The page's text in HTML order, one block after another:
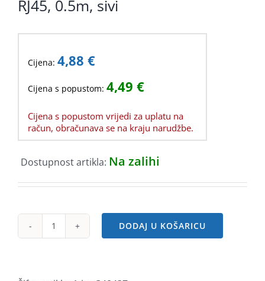
POTROŠNI
OSTALO
RJ45, 0.5m, sivi
Cijena: 4,88 €
Cijena s popustom: 4,49 €
Cijena s popustom vrijedi za uplatu na
račun, obračunava se na kraju narudžbe.
Dostupnost artikla: Na zalihi
Intellinet
DODAJ U KOŠARICU